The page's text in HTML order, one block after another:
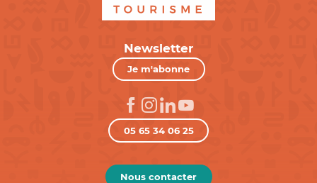
Newsletter
Je m'abonne
05 65 34 06 25
Nous contacter